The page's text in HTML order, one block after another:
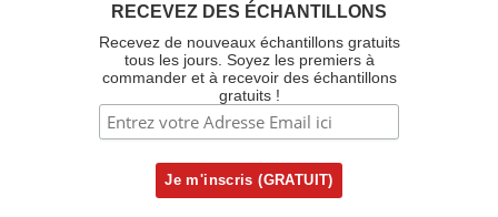
RECEVEZ DES ÉCHANTILLONS
Recevez de nouveaux échantillons gratuits
tous les jours. Soyez les premiers à
commander et à recevoir des échantillons
gratuits !